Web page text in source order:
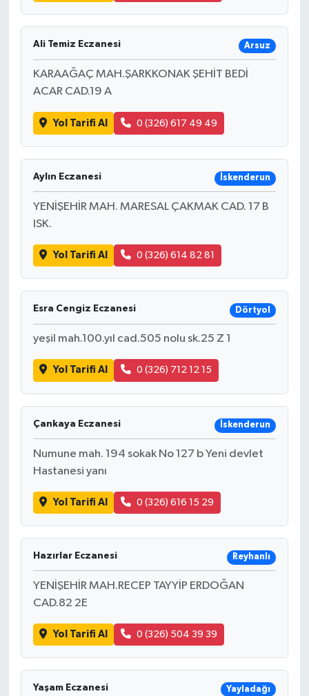
Ali Temiz Eczanesi Arsuz
KARAAĞAÇ MAH.ŞARKKONAK ŞEHİT BEDİ
ACAR CAD.19 A
Yol Tarifi Al 0 (326) 617 49 49
Aylın Eczanesi İskenderun
YENİŞEHİR MAH. MARESAL ÇAKMAK CAD. 17 B
ISK.
Yol Tarifi Al 0 (326) 614 82 81
Esra Cengiz Eczanesi Dörtyol
yeşil mah.100.yıl cad.505 nolu sk.25 Z 1
Yol Tarifi Al 0 (326) 712 12 15
Çankaya Eczanesi İskenderun
Numune mah. 194 sokak No 127 b Yeni devlet
Hastanesi yanı
Yol Tarifi Al 0 (326) 616 15 29
Hazırlar Eczanesi Reyhanlı
YENİŞEHİR MAH.RECEP TAYYİP ERDOĞAN
CAD.82 2E
Yol Tarifi Al 0 (326) 504 39 39
Yaşam Eczanesi Yayladağı